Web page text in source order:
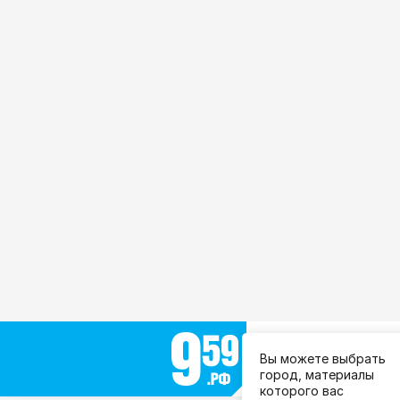
Все города
Вы можете выбрать
город, материалы
которого вас